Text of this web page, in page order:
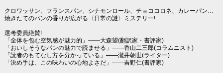
クロワッサン、フランスパン、シナモンロール、チョココロネ、カレーパン…
焼きたてのパンの香りが広がる〈日常の謎〉ミステリー!
選考委員絶賛!
「全体を包む空気感が魅力的」――大森望(翻訳家・書評家)
「おいしそうなパンの魅力で読ませる」――香山二三郎(コラムニスト)
「読者のもてなし方を分かっている」――瀧井朝世(ライター)
「決め手は、この味わいの心地よさだ」――吉野仁(書評家)